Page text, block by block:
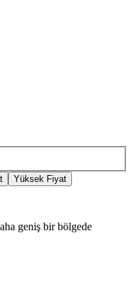
Yüksek Fiyat
geniş bir bölgede